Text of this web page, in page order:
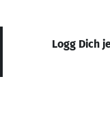
Logg Dich